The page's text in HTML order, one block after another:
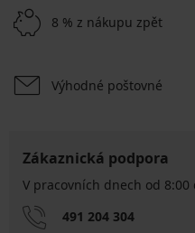
8 % z nákupu zpět
Výhodné poštovné
Zákaznická podpora
V pracovních dnech od 8:00
491 204 304